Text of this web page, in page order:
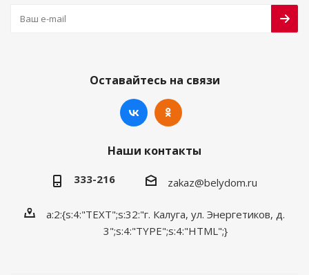
Оставайтесь на связи
Наши контакты
333-216 zakaz@belydom.ru
a:2:{s:4:"TEXT";s:32:"г. Калуга, ул. Энергетиков, д.
3";s:4:"TYPE";s:4:"HTML";}